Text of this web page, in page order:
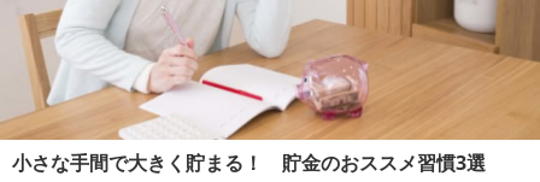
小さな手間で大きく貯まる！ 貯金のおススメ習慣3選